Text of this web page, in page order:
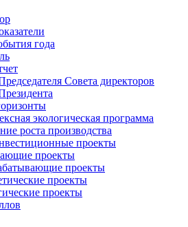
года
Совета директоров
экологическая программа
роста производства
проекты
проекты
проекты
проекты
проекты